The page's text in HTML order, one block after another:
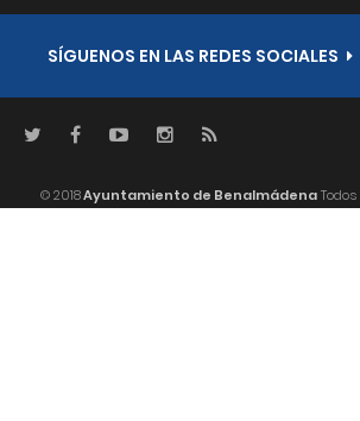
SÍGUENOS EN LAS REDES SOCIALES
© 2018Ayuntamiento de Benalmádena